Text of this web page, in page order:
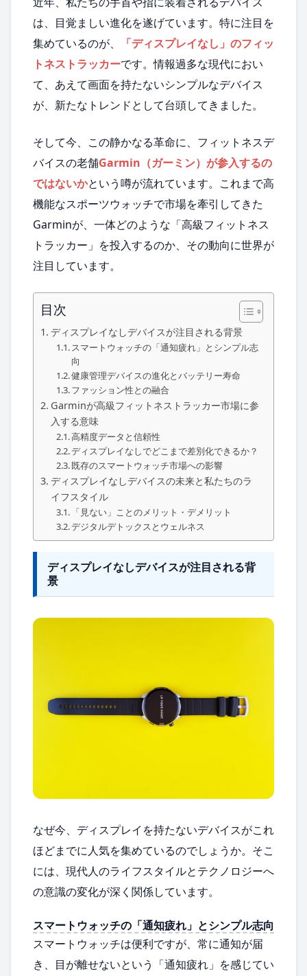
は、目覚ましい進化を遂げています。特に注目を
集めているのが、
「ディスプレイなし」のフィッ
トネストラッカーです。情報過多な現代におい
て、あえて画面を持たないシンプルなデバイス
が、新たなトレンドとして台頭してきました。
そして今、この静かなる革命に、フィットネスデ
バイスの老舗Garmin（ガーミン）が参入するの
ではないかという噂が流れています。これまで高
機能なスポーツウォッチで市場を牽引してきた
Garminが、一体どのような「高級フィットネス
トラッカー」を投入するのか、その動向に世界が
注目しています。
目次
ディスプレイなしデバイスが注目される背景
スマートウォッチの「通知疲れ」とシンプル志
向
健康管理デバイスの進化とバッテリー寿命
ファッション性との融合
Garminが高級フィットネストラッカー市場に参
入する意味
高精度データと信頼性
ディスプレイなしでどこまで差別化できるか？
既存のスマートウォッチ市場への影響
ディスプレイなしデバイスの未来と私たちのラ
イフスタイル
「見ない」ことのメリット・デメリット
デジタルデトックスとウェルネス
ディスプレイなしデバイスが注目される背
景
なぜ今、ディスプレイを持たないデバイスがこれ
ほどまでに人気を集めているのでしょうか。そこ
には、現代人のライフスタイルとテクノロジーへ
の意識の変化が深く関係しています。
スマートウォッチの「通知疲れ」とシンプル志向
スマートウォッチは便利ですが、常に通知が届
き、目が離せないという「通知疲れ」を感じてい